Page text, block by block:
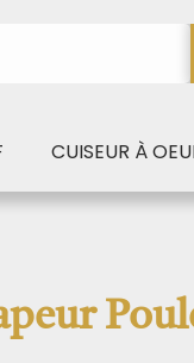
CUISEUR À